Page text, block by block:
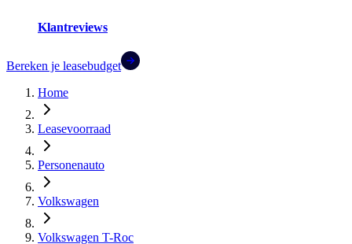
Klantreviews
Bereken je leasebudget
Home
Leasevoorraad
Personenauto
Volkswagen
Volkswagen T-Roc